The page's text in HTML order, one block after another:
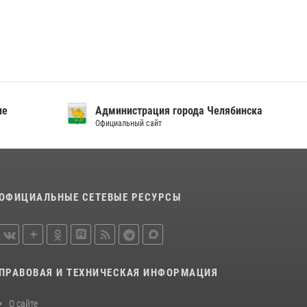
Администрация города Челябинска
Официальный сайт
СЕТЕВЫЕ РЕСУРСЫ
ПРАВОВАЯ И ТЕХНИЧЕСКАЯ ИНФОРМАЦИЯ
О сайте